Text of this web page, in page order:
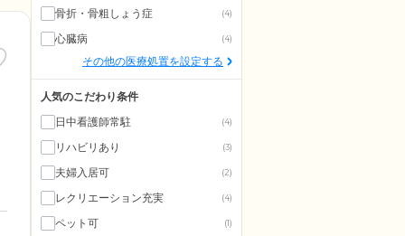
骨折・骨粗しょう症 (4)
心臓病 (4)
その他の医療処置を設定する
人気のこだわり条件
日中看護師常駐
(4)
リハビリあり (3)
夫婦入居可 (2)
レクリエーション充実 (4)
ペット可 (1)